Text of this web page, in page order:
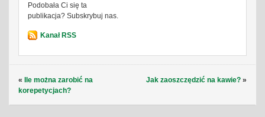
Podobała Ci się ta
publikacja? Subskrybuj nas.
Kanał RSS
Jak zaoszczędzić na kawie? »
«
Ile można zarobić na
korepetycjach?